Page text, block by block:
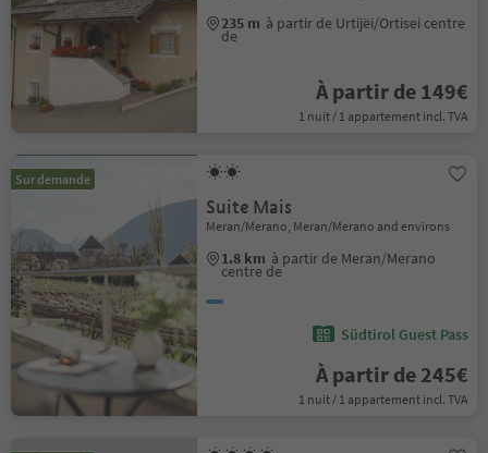
235 m à partir de Urtijëi/Ortisei centre
de
À partir de 149€
1 nuit / 1 appartement incl. TVA
Sur demande
Suite Mais
Meran/Merano, Meran/Merano and environs
1.8 km à partir de Meran/Merano
centre de
Südtirol Guest Pass
À partir de 245€
1 nuit / 1 appartement incl. TVA